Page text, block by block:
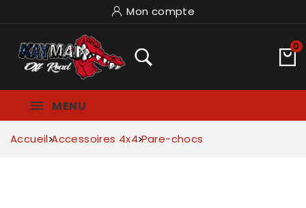
Mon compte
0
MENU
Accueil Accessoires 4x4 Pare-chocs